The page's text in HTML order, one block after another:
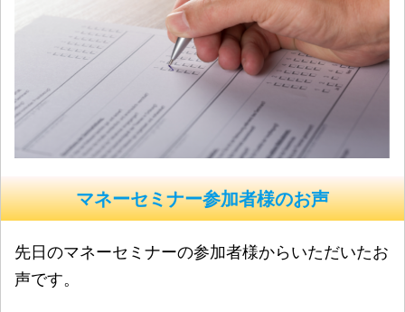
マネーセミナー参加者様のお声
先日のマネーセミナーの参加者様からいただいたお
声です。